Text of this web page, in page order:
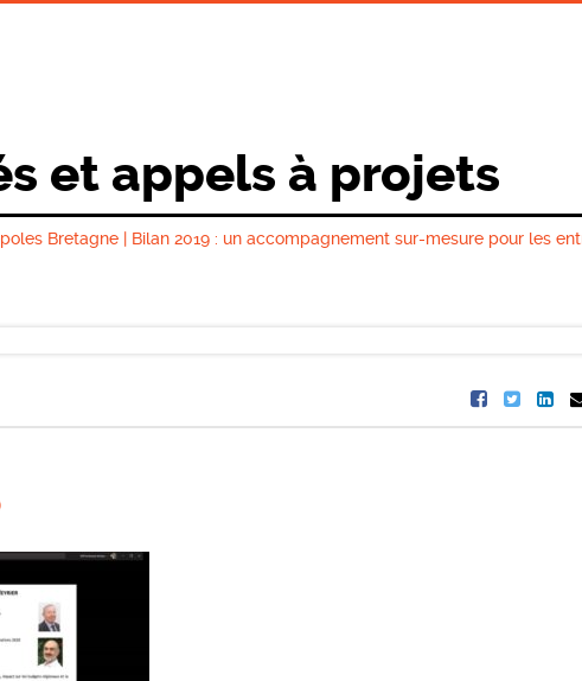
et appels à projets
Bretagne | Bilan 2019 : un accompagnement sur-mesure pour les